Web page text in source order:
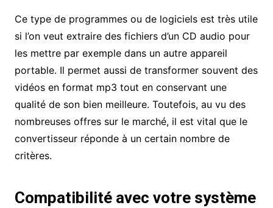
Ce type de programmes ou de logiciels est très utile
si l’on veut extraire des fichiers d’un CD audio pour
les mettre par exemple dans un autre appareil
portable. Il permet aussi de transformer souvent des
vidéos en format mp3 tout en conservant une
qualité de son bien meilleure. Toutefois, au vu des
nombreuses offres sur le marché, il est vital que le
convertisseur réponde à un certain nombre de
critères.
Compatibilité avec votre système